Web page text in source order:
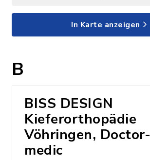
In Karte anzeigen
B
BISS DESIGN
Kieferorthopädie
Vöhringen, Doctor-
medic